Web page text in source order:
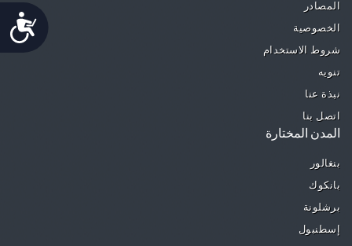
Accessibility
المصادر
الخصوصية
شروط الاستخدام
تنويه
نبذة عنا
اتصل بنا
المدن المختارة
بنغالور
بانكوك
برشلونة
إسطنبول